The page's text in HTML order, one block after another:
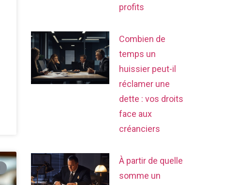
profits
Combien de
temps un
huissier peut-il
réclamer une
dette : vos droits
face aux
créanciers
À partir de quelle
somme un